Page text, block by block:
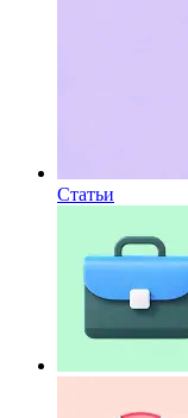
Статьи